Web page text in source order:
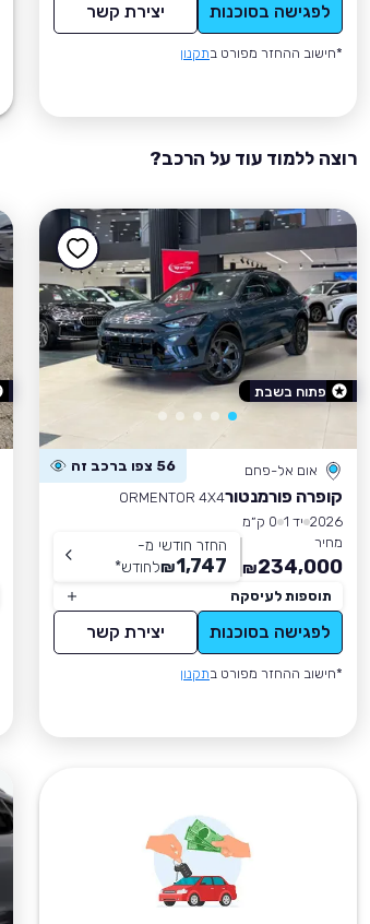
לפגישה בסוכנות יצירת קשר
*חישוב ההחזר מפורט בתקנון
רוצה ללמוד עוד על הרכב?
אום אל-פחם 56 צפו ברכב זה
קופרה פורמנטורORMENTOR 4X4
2026 יד 1
0 ק״מ
מחיר
234,000
₪
החזר חודשי מ-
1,747
₪לחודש*
תוספות לעיסקה
לפגישה בסוכנות יצירת קשר
*חישוב ההחזר מפורט בתקנון
פתוח בשבת